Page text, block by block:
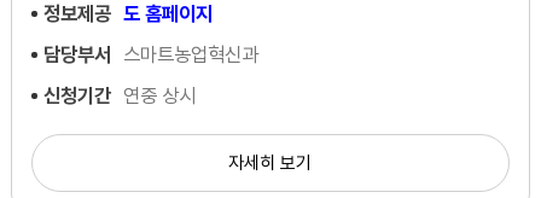
정보제공 도 홈페이지
담당부서
스마트농업혁신과
신청기간 연중 상시
자세히 보기